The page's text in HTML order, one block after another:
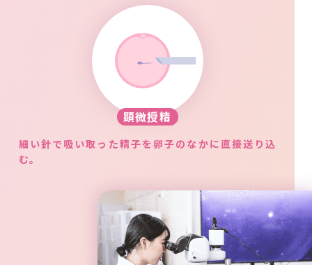
顕微授精
細い針で吸い取った精子を卵子のなかに直接送り込
む。